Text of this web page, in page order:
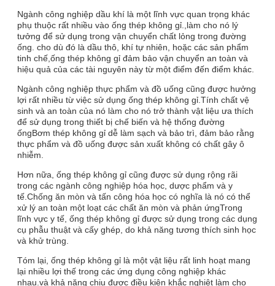
Ngành công nghiệp dầu khí là một lĩnh vực quan trọng khác
phụ thuộc rất nhiều vào ống thép không gỉ.,làm cho nó lý
tưởng để sử dụng trong vận chuyển chất lỏng trong đường
ống. cho dù đó là dầu thô, khí tự nhiên, hoặc các sản phẩm
tinh chế,ống thép không gỉ đảm bảo vận chuyển an toàn và
hiệu quả của các tài nguyên này từ một điểm đến điểm khác.
Ngành công nghiệp thực phẩm và đồ uống cũng được hưởng
lợi rất nhiều từ việc sử dụng ống thép không gỉ.Tính chất vệ
sinh và an toàn của nó làm cho nó trở thành vật liệu ưa thích
để sử dụng trong thiết bị chế biến và hệ thống đường
ốngBơm thép không gỉ dễ làm sạch và bảo trì, đảm bảo rằng
thực phẩm và đồ uống được sản xuất không có chất gây ô
nhiễm.
Hơn nữa, ống thép không gỉ cũng được sử dụng rộng rãi
trong các ngành công nghiệp hóa học, dược phẩm và y
tế.Chống ăn mòn và tấn công hóa học có nghĩa là nó có thể
xử lý an toàn một loạt các chất ăn mòn và phản ứngTrong
lĩnh vực y tế, ống thép không gỉ được sử dụng trong các dụng
cụ phẫu thuật và cấy ghép, do khả năng tương thích sinh học
và khử trùng.
Tóm lại, ống thép không gỉ là một vật liệu rất linh hoạt mang
lại nhiều lợi thế trong các ứng dụng công nghiệp khác
nhau.và khả năng chịu được điều kiện khắc nghiệt làm cho